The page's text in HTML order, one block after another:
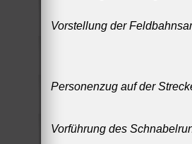
Vorstellung der
Personenzug auf der
Vorführung des